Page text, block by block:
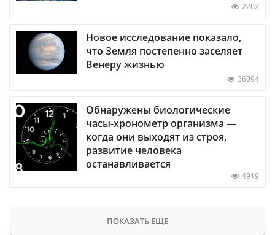
2202
Новое исследование показало,
что Земля постепенно заселяет
Венеру жизнью
36094
Обнаружены биологические
часы-хронометр организма —
когда они выходят из строя,
развитие человека
останавливается
4919
ПОКАЗАТЬ ЕЩЕ